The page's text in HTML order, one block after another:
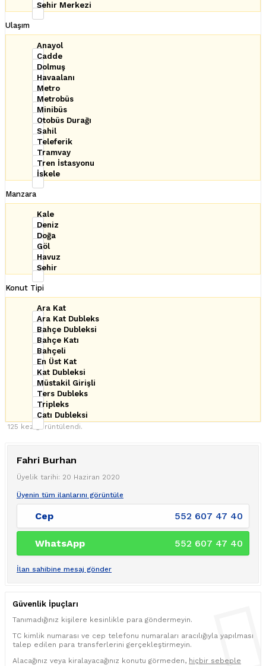
Şehir Merkezi
Ulaşım
Anayol
Cadde
Dolmuş
Havaalanı
Metro
Metrobüs
Minibüs
Otobüs Durağı
Sahil
Teleferik
Tramvay
Tren İstasyonu
İskele
Manzara
Kale
Deniz
Doğa
Göl
Havuz
Şehir
Konut Tipi
Ara Kat
Ara Kat Dubleks
Bahçe Dubleksi
Bahçe Katı
Bahçeli
En Üst Kat
Kat Dubleksi
Müstakil Girişli
Ters Dubleks
Tripleks
Çatı Dubleksi
125 kez görüntülendi.
Fahri Burhan
Üyelik tarihi: 20 Haziran 2020
Üyenin tüm ilanlarını görüntüle
Cep 552 607 47 40
WhatsApp 552 607 47 40
İlan sahibine mesaj gönder
Güvenlik İpuçları
Tanımadığınız kişilere kesinlikle para göndermeyin.
TC kimlik numarası ve cep telefonu numaraları aracılığıyla yapılması
talep edilen para transferlerini gerçekleştirmeyin.
Alacağınız veya kiralayacağınız konutu görmeden, hiçbir sebeple